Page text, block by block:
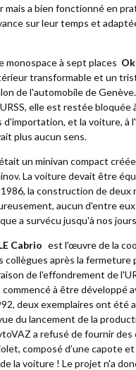
mais a bien fonctionné en
sur leur temps et
monospace à sept places
transformable et un
de l'automobile de
elle est restée bloquée
d'importation, et la voiture, à
plus aucun sens.
un minivan compact
La voiture devait être
la construction de
aucun d'entre
a survécu jusqu'à nos
Cabrio est l'œuvre de la
collègues après la
de l'effondrement de
à être développé
deux exemplaires ont été
du lancement de la
a refusé de fournir
composé d’une capote
la voiture ! Le projet n'a